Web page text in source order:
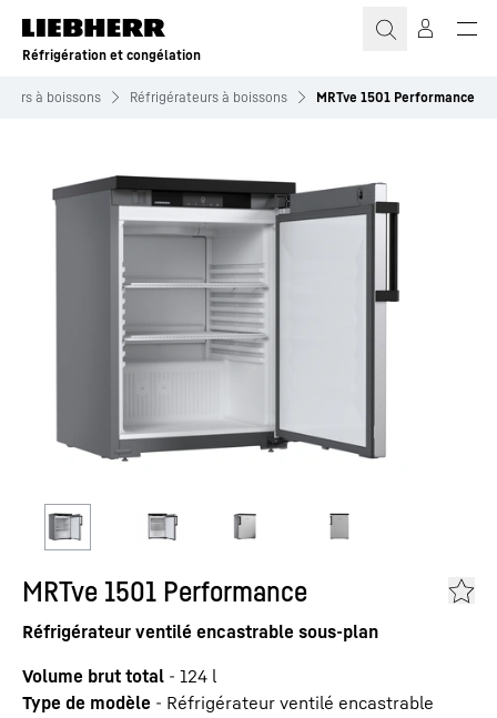
Réfrigération et congélation
à boissons Réfrigérateurs à boissons MRTve 1501 Performance
MRTve 1501 Performance
Réfrigérateur ventilé encastrable sous-plan
Volume brut total - 124 l
Type de modèle - Réfrigérateur ventilé encastrable